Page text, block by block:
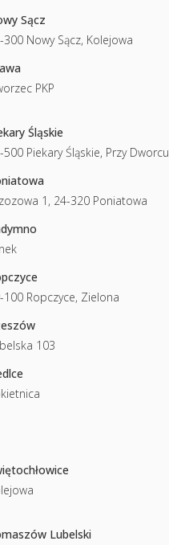
Sącz
300 Nowy Sącz, Kolejowa
PKP
Śląskie
500 Piekary Śląskie, Przy Dworcu
1, 24-320 Poniatowa
100 Ropczyce, Zielona
103
Lubelski